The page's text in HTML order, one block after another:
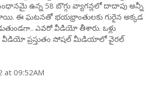
ఉన్న 58 బొగ్గు వ్యాగన్లలో దాదాపు అన్నీ
ఈ ఘటనతో భయభ్రాంతులకు గురైన అక్కడ
ఎవరో వీడియో తీశారు. ఒళ్లు
ఈ వీడియో ప్రస్తుతం సోషల్ మీడియాలో వైరల్
at 09:52AM